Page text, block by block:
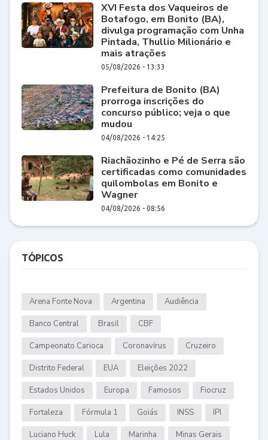
XVI Festa dos Vaqueiros de
Botafogo, em Bonito (BA),
divulga programação com Unha
Pintada, Thullio Milionário e
mais atrações
05/08/2026 - 13:33
Prefeitura de Bonito (BA)
prorroga inscrições do
concurso público; veja o que
mudou
04/08/2026 - 14:25
Riachãozinho e Pé de Serra são
certificadas como comunidades
quilombolas em Bonito e
Wagner
04/08/2026 - 08:56
TÓPICOS
Arena Fonte Nova Argentina Audiência
Banco Central Brasil CBF
Campeonato Carioca Coronavírus Cruzeiro
Distrito Federal EUA Eleições 2022
Estados Unidos Europa Famosos Fiocruz
Fortaleza Fórmula 1 Goiás INSS IPI
Luciano Huck Lula Marinha Minas Gerais